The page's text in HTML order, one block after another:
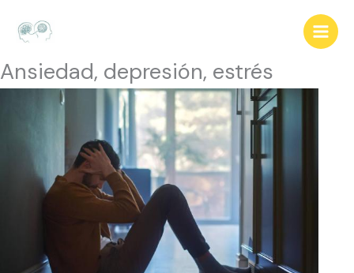
contenido
Ansiedad, depresión, estrés